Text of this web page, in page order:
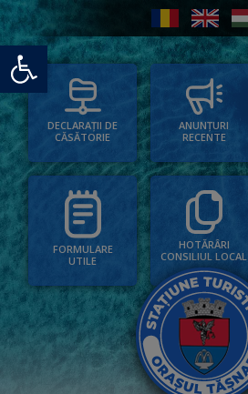
Deschide bara de unelte
DECLARAȚII DE
CĂSĂTORIE
ANUNȚURI
RECENTE
FORMULARE
UTILE
HOTĂRÂRI
CONSILIUL LOCAL